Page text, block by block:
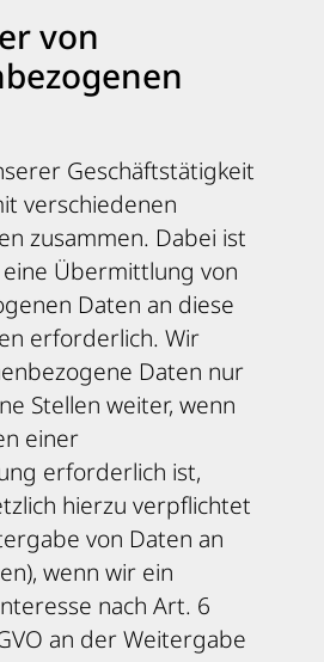
von
Geschäftstätigkeit
verschiedenen
zusammen. Dabei ist
Übermittlung von
Daten an diese
erforderlich. Wir
Daten nur
Stellen weiter, wenn
einer
erforderlich ist,
hierzu verpflichtet
von Daten an
wenn wir ein
nach Art. 6
an der Weitergabe